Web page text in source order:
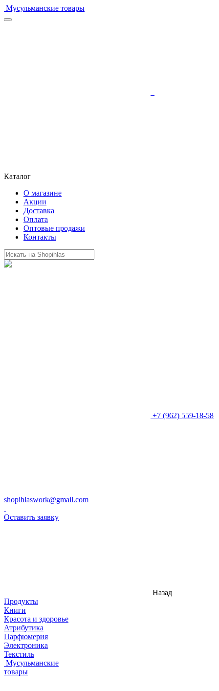
Мусульманские товары
Каталог
О магазине
Акции
Доставка
Оплата
Оптовые продажи
Контакты
+7 (962) 559-18-58
shopihlaswork@gmail.com
Оставить заявку
Назад
Продукты
Книги
Красота и здоровье
Атрибутика
Парфюмерия
Электроника
Текстиль
Мусульманские
товары